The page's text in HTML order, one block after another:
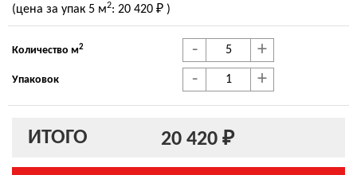
(цена за упак 5 м2: 20 420 ₽ )
Количество м2 - +
Упаковок - +
ИТОГО 20 420 ₽